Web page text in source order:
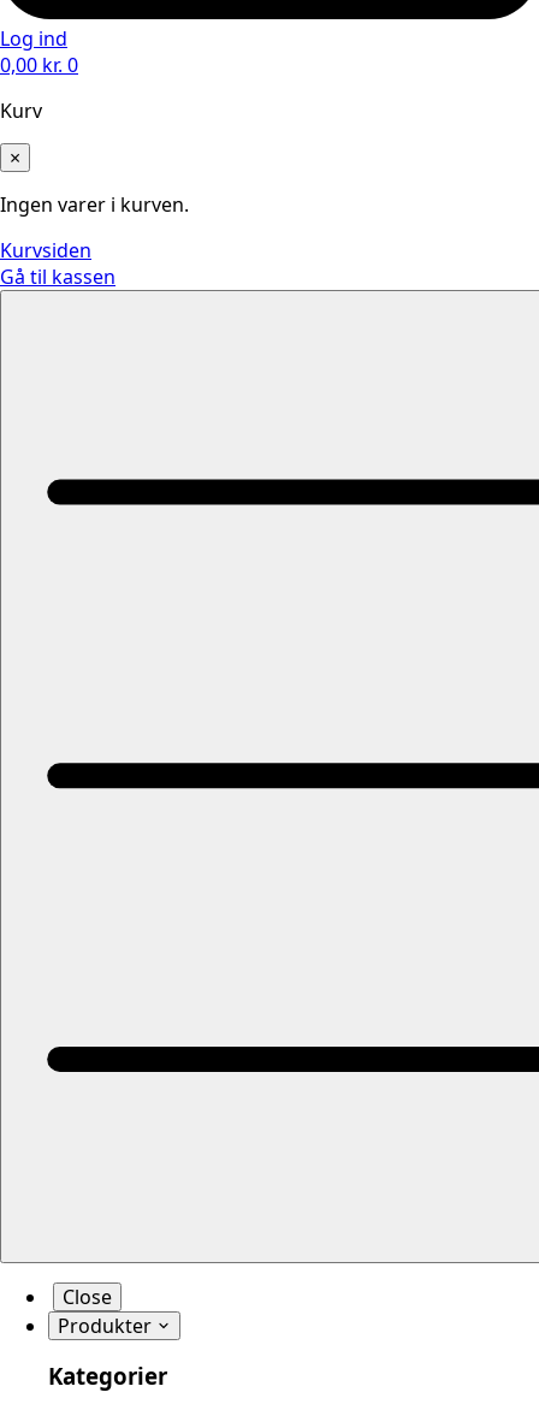
Log ind
0,00 kr. 0
Kurv
×
Ingen varer i kurven.
Kurvsiden
Gå til kassen
Close
Produkter
Kategorier